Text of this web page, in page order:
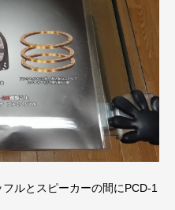
ルとスピーカーの間にPCD-1